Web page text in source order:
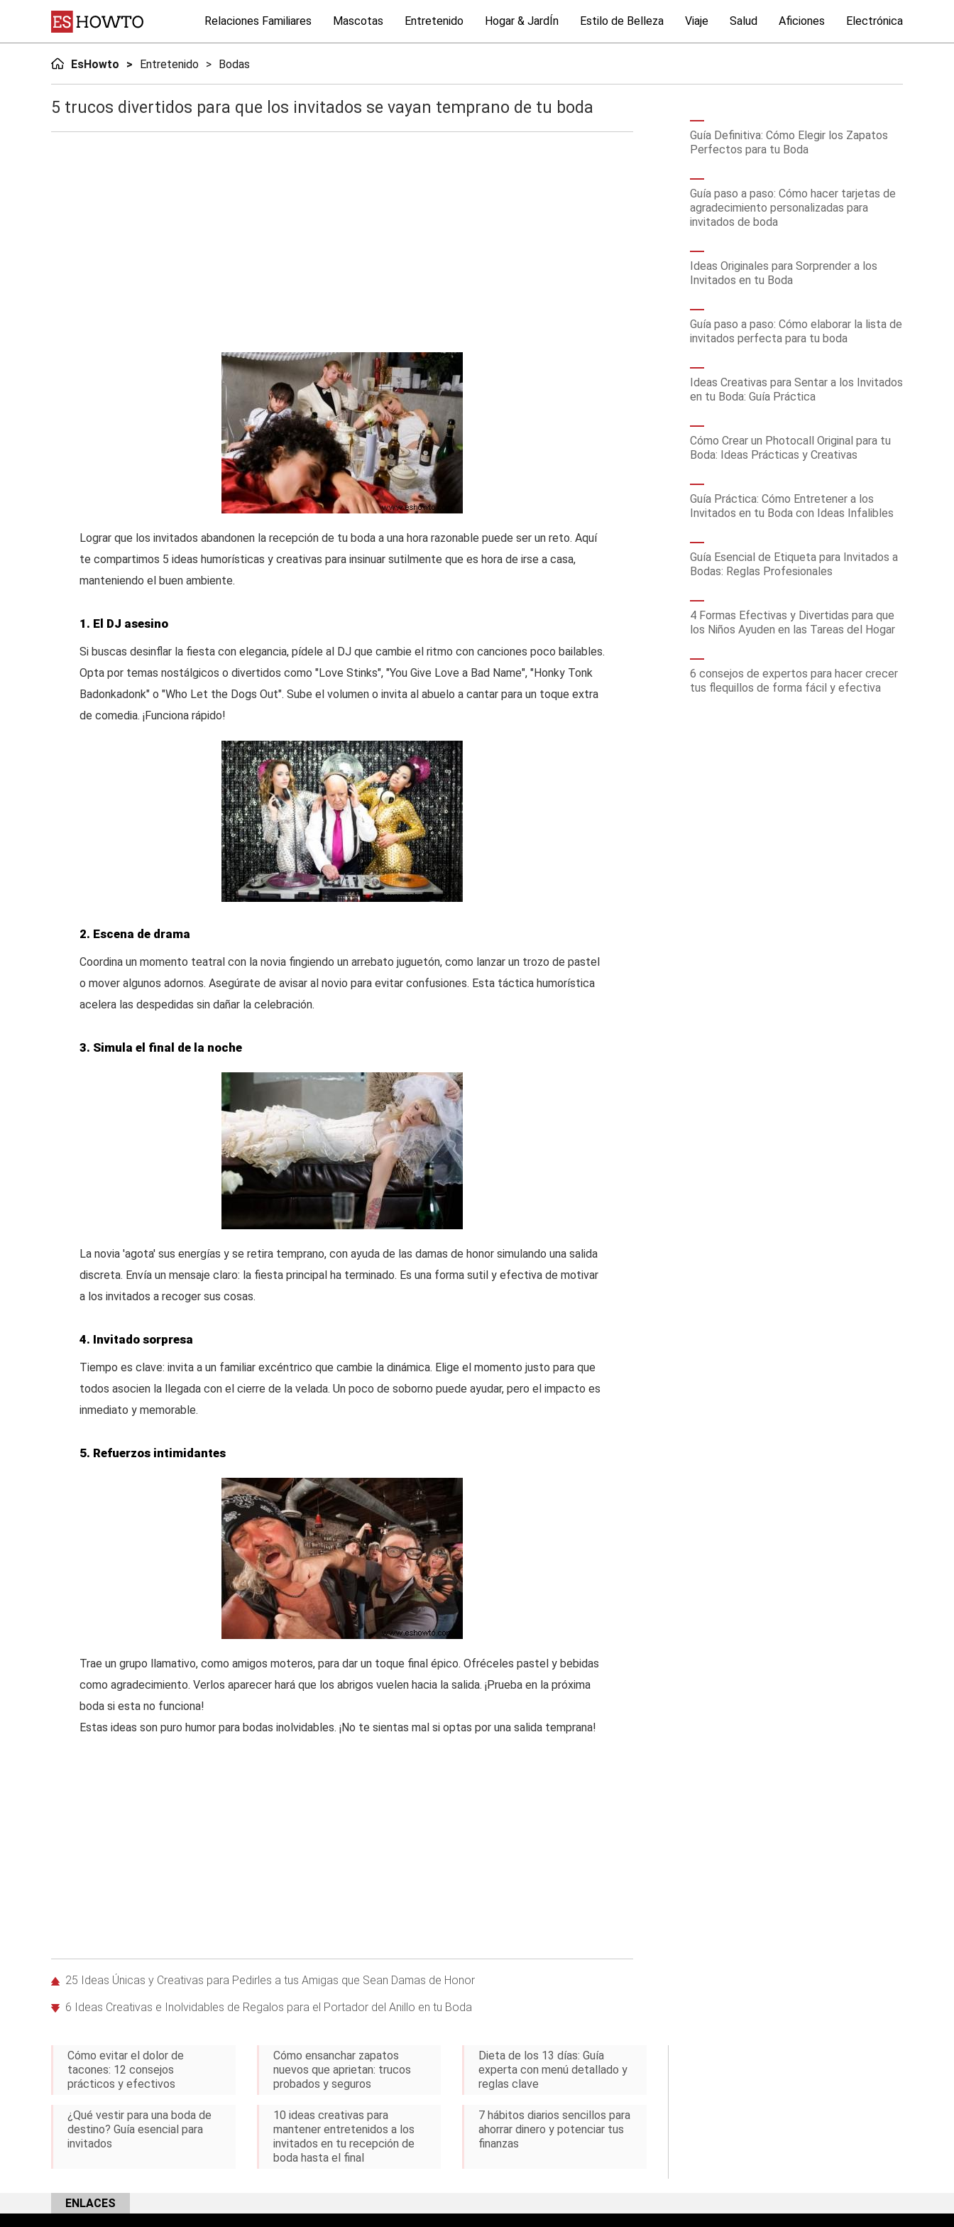
Relaciones Familiares Mascotas Entretenido Hogar & JardÍn Estilo de Belleza Viaje Salud Aficiones Electrónica
EsHowto Entretenido Bodas
5 trucos divertidos para que los invitados se vayan temprano de tu boda
Lograr que los invitados abandonen la recepción de tu boda a una hora razonable puede ser un reto. Aquí
te compartimos 5 ideas humorísticas y creativas para insinuar sutilmente que es hora de irse a casa,
manteniendo el buen ambiente.
1. El DJ asesino
Si buscas desinflar la fiesta con elegancia, pídele al DJ que cambie el ritmo con canciones poco bailables.
Opta por temas nostálgicos o divertidos como "Love Stinks", "You Give Love a Bad Name", "Honky Tonk
Badonkadonk" o "Who Let the Dogs Out". Sube el volumen o invita al abuelo a cantar para un toque extra
de comedia. ¡Funciona rápido!
2. Escena de drama
Coordina un momento teatral con la novia fingiendo un arrebato juguetón, como lanzar un trozo de pastel
o mover algunos adornos. Asegúrate de avisar al novio para evitar confusiones. Esta táctica humorística
acelera las despedidas sin dañar la celebración.
3. Simula el final de la noche
La novia 'agota' sus energías y se retira temprano, con ayuda de las damas de honor simulando una salida
discreta. Envía un mensaje claro: la fiesta principal ha terminado. Es una forma sutil y efectiva de motivar
a los invitados a recoger sus cosas.
4. Invitado sorpresa
Tiempo es clave: invita a un familiar excéntrico que cambie la dinámica. Elige el momento justo para que
todos asocien la llegada con el cierre de la velada. Un poco de soborno puede ayudar, pero el impacto es
inmediato y memorable.
5. Refuerzos intimidantes
Trae un grupo llamativo, como amigos moteros, para dar un toque final épico. Ofréceles pastel y bebidas
como agradecimiento. Verlos aparecer hará que los abrigos vuelen hacia la salida. ¡Prueba en la próxima
boda si esta no funciona!
Estas ideas son puro humor para bodas inolvidables. ¡No te sientas mal si optas por una salida temprana!
25 Ideas Únicas y Creativas para Pedirles a tus Amigas que Sean Damas de Honor
6 Ideas Creativas e Inolvidables de Regalos para el Portador del Anillo en tu Boda
Guía Definitiva: Cómo Elegir los Zapatos
Perfectos para tu Boda
Guía paso a paso: Cómo hacer tarjetas de
agradecimiento personalizadas para
invitados de boda
Ideas Originales para Sorprender a los
Invitados en tu Boda
Guía paso a paso: Cómo elaborar la lista de
invitados perfecta para tu boda
Ideas Creativas para Sentar a los Invitados
en tu Boda: Guía Práctica
Cómo Crear un Photocall Original para tu
Boda: Ideas Prácticas y Creativas
Guía Práctica: Cómo Entretener a los
Invitados en tu Boda con Ideas Infalibles
Guía Esencial de Etiqueta para Invitados a
Bodas: Reglas Profesionales
4 Formas Efectivas y Divertidas para que
los Niños Ayuden en las Tareas del Hogar
6 consejos de expertos para hacer crecer
tus flequillos de forma fácil y efectiva
Cómo evitar el dolor de
tacones: 12 consejos
prácticos y efectivos
Cómo ensanchar zapatos
nuevos que aprietan: trucos
probados y seguros
Dieta de los 13 días: Guía
experta con menú detallado y
reglas clave
¿Qué vestir para una boda de
destino? Guía esencial para
invitados
10 ideas creativas para
mantener entretenidos a los
invitados en tu recepción de
boda hasta el final
7 hábitos diarios sencillos para
ahorrar dinero y potenciar tus
finanzas
ENLACES